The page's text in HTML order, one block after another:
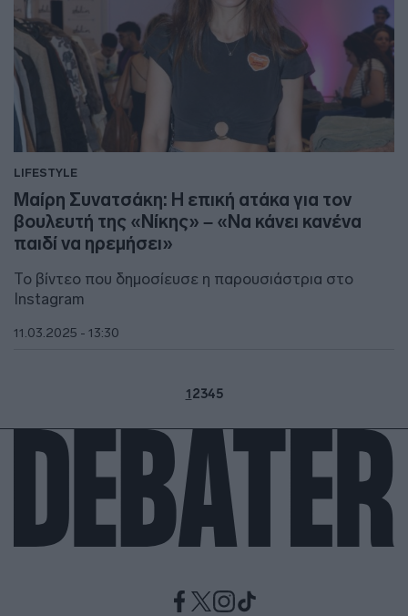
LIFESTYLE
Μαίρη Συνατσάκη: Η επική ατάκα για τον
βουλευτή της «Νίκης» – «Να κάνει κανένα
παιδί να ηρεμήσει»
Το βίντεο που δημοσίευσε η παρουσιάστρια στο
Instagram
11.03.2025 - 13:30
12345